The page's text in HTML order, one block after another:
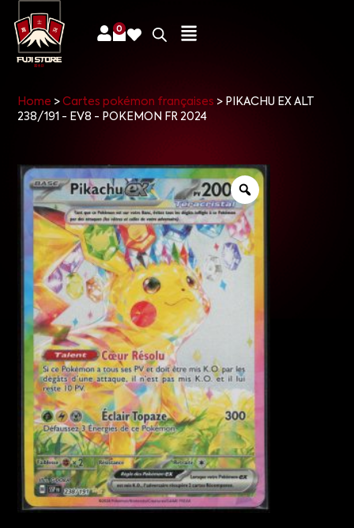
0
Home >Cartes pokémon françaises > PIKACHU EX ALT
238/191 - EV8 - POKEMON FR 2024